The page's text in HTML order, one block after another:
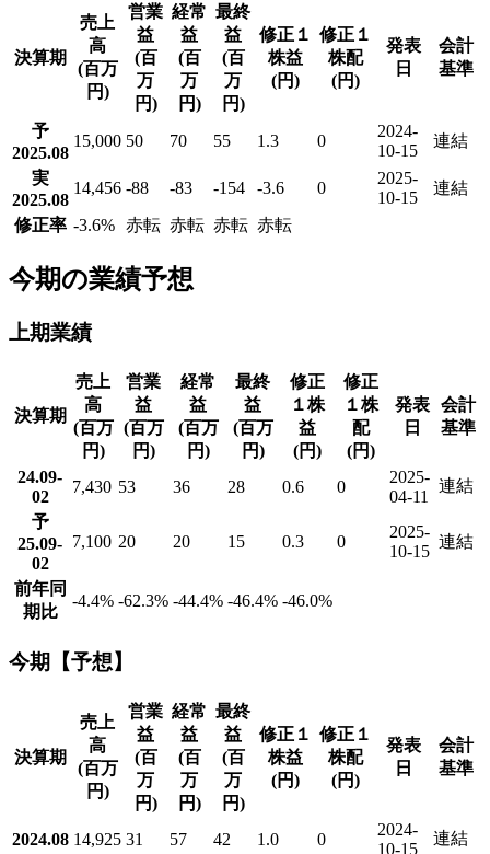
決算期
売上
高
(百万
円)
営業
益
(百
万
円)
経常
益
(百
万
円)
最終
益
(百
万
円)
修正１
株益
(円)
修正１
株配
(円)
発表
日
会計
基準
予
2025.08
15,000 50 70 55 1.3 0
2024-
10-15
連結
実
2025.08
14,456 -88 -83 -154 -3.6 0
2025-
10-15
連結
修正率 -3.6% 赤転 赤転 赤転 赤転
今期の業績予想
上期業績
決算期
売上
高
(百万
円)
営業
益
(百万
円)
経常
益
(百万
円)
最終
益
(百万
円)
修正
１株
益
(円)
修正
１株
配
(円)
発表
日
会計
基準
24.09-
02
7,430 53 36 28 0.6 0
2025-
04-11
連結
予
25.09-
02
7,100 20 20 15 0.3 0
2025-
10-15
連結
前年同
期比
-4.4% -62.3% -44.4% -46.4% -46.0%
今期【予想】
決算期
売上
高
(百万
円)
営業
益
(百
万
円)
経常
益
(百
万
円)
最終
益
(百
万
円)
修正１
株益
(円)
修正１
株配
(円)
発表
日
会計
基準
2024.08 14,925 31 57 42 1.0 0
2024-
10-15
連結